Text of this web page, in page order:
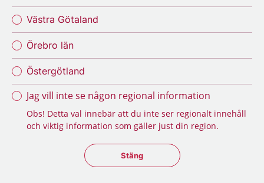
Västra Götaland
Örebro län
Östergötland
Jag vill inte se någon regional information
Obs! Detta val innebär att du inte ser regionalt innehåll
och viktig information som gäller just din region.
Stäng regionsväljaren
Stäng